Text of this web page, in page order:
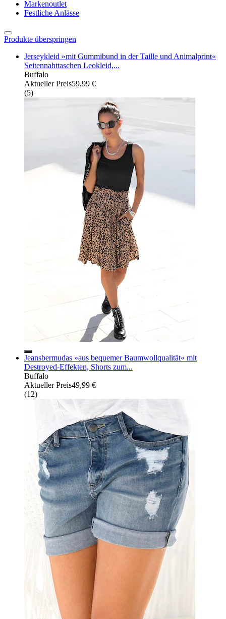
Markenoutlet
Festliche Anlässe
Produkte überspringen
Jerseykleid »mit Gummibund in der Taille und Animalprint«
Seitennahttaschen Leokleid,...
Buffalo
Aktueller Preis59,99 €
(5)
Jeansbermudas »aus bequemer Baumwollqualität« mit
Destroyed-Effekten, Shorts zum...
Buffalo
Aktueller Preis49,99 €
(12)